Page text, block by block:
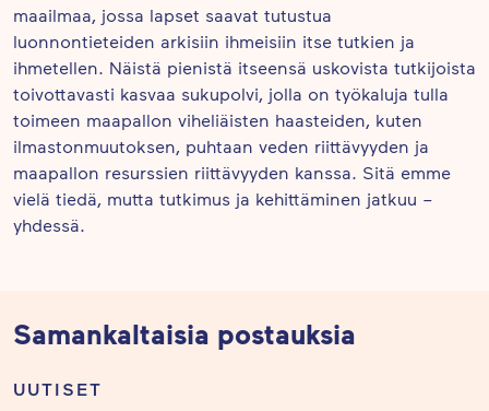
maailmaa, jossa lapset saavat tutustua
luonnontieteiden arkisiin ihmeisiin itse tutkien ja
ihmetellen. Näistä pienistä itseensä uskovista tutkijoista
toivottavasti kasvaa sukupolvi, jolla on työkaluja tulla
toimeen maapallon viheliäisten haasteiden, kuten
ilmastonmuutoksen, puhtaan veden riittävyyden ja
maapallon resurssien riittävyyden kanssa. Sitä emme
vielä tiedä, mutta tutkimus ja kehittäminen jatkuu –
yhdessä.
Samankaltaisia postauksia
UUTISET